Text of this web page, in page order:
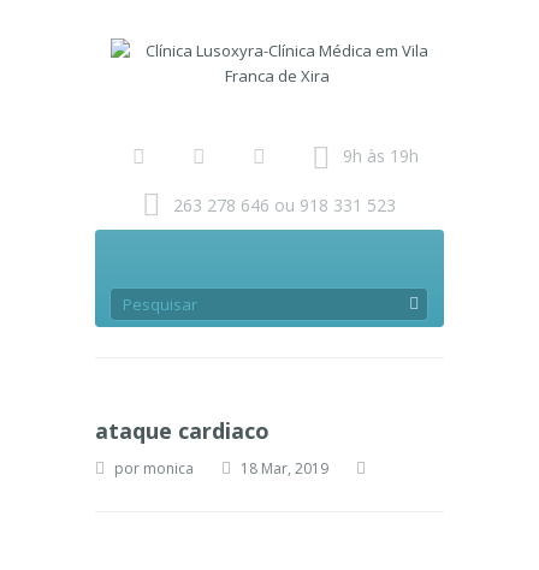
9h às 19h
263 278 646 ou 918 331 523
ataque cardiaco
por monica 18 Mar, 2019